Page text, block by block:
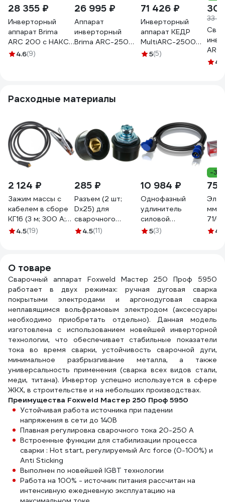
28 355 ₽
Инверторный
аппарат Brima
ARC 200 с НАКС
БП-0000420
4.6(9)
26 995 ₽
Аппарат
инверторный
Brima ARC-250
71 426 ₽
Инверторный
аппарат КЕДР
MultiARC-2500MV
компактный
5(5)
30
33
66494.9
Расходные материалы
2 124 ₽
Зажим массы с
кабелем в сборе
КГ16 (3 м; 300 А;
DX25; сечение 16
4.5(19)
285 ₽
Разъем (2 шт;
Dx25) для
сварочного
кабеля Elitech
4.5(11)
10 984 ₽
Однофазный
удлинитель
силовой
ALPENBOX32A 10
5(3)
-
мм;
71/6/
4.2
О товаре
Сварочный аппарат Foxweld Мастер 250 Проф 5950
работает в двух режимах: ручная дуговая сварка
покрытыми электродами и аргонодуговая сварка
неплавящимся вольфрамовым электродом (аксессуары
необходимо приобретать отдельно). Данная модель
изготовлена с использованием новейшей инверторной
технологии, что обеспечивает стабильные показатели
тока во время сварки, устойчивость сварочной дуги,
минимальное разбрызгивание металла, а также
универсальность применения (сварка всех видов стали,
меди, титана). Инвертор успешно используется в сфере
ЖКХ, в строительстве и на небольших производствах.
Преимущества Foxweld Мастер 250 Проф 5950
Устойчивая работа источника при падении
напряжения в сети до 140В
Плавная регулировка сварочного тока 20-250 А
Встроенные функции для стабилизации процесса
сварки : Hot start, регулируемый Arc force (0-100%) и
Anti Sticking
Выполнен по новейшей IGBT технологии
Работа на 100% - источник питания рассчитан на
интенсивную ежедневную эксплуатацию на